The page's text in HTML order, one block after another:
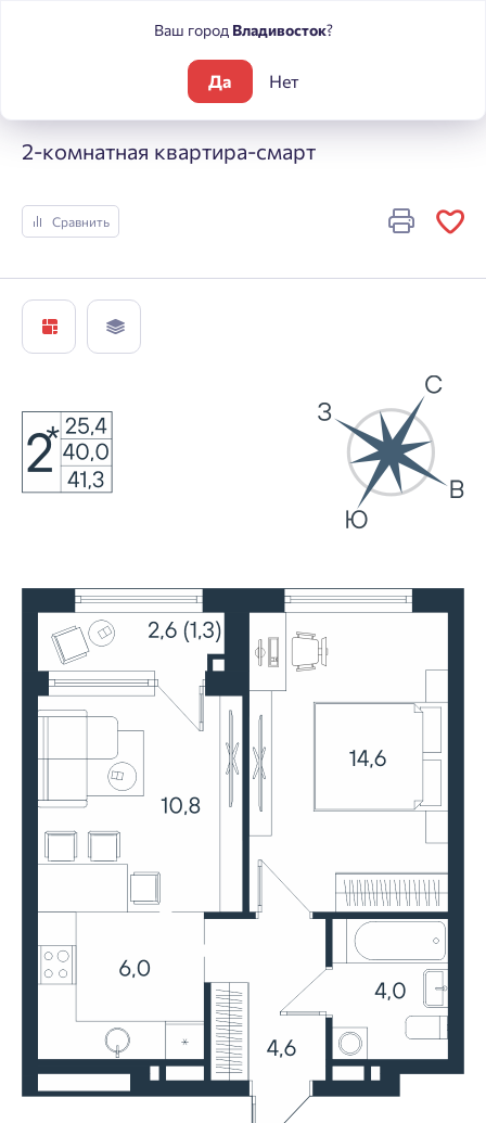
ЮГ на Беляева
2-комнатная квартира-смарт
Сравнить
Ваш город Владивосток?
Да Нет